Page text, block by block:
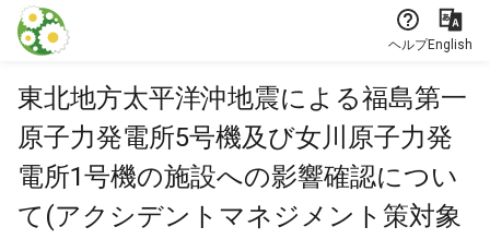
本文に飛ぶ
ヘルプEnglish
東北地方太平洋沖地震による福島第一
原子力発電所5号機及び女川原子力発
電所1号機の施設への影響確認につい
て(アクシデントマネジメント策対象